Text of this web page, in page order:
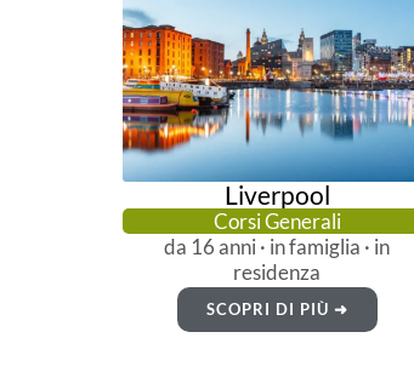
Liverpool
Corsi Generali
da 16 anni · in famiglia · in
residenza
SCOPRI DI PIÙ ➜